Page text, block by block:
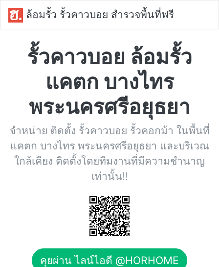
ล้อมรั้ว รั้วคาวบอย สำรวจพื้นที่ฟรี
รั้วคาวบอย ล้อมรั้ว
แคตก บางไทร
พระนครศรีอยุธยา
จำหน่าย ติดตั้ง รั้วคาวบอย รั้วคอกม้า ในพื้นที่
แคตก บางไทร พระนครศรีอยุธยา และบริเวณ
ใกล้เคียง ติดตั้งโดยทีมงานที่มีความชำนาญ
เท่านั้น!!
คุยผ่าน ไลน์ไอดี @HORHOME